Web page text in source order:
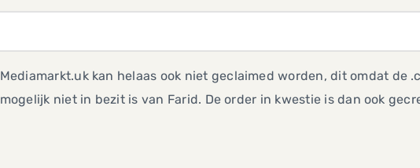
Mediamarkt.uk kan helaas ook niet geclaimed worden, dit omdat de
mogelijk niet in bezit is van Farid. De order in kwestie is dan ook